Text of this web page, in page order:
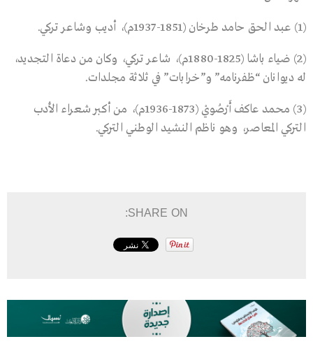
(1) عبد الحق حامد طرخان (1851-1937م)، أديب وشاعر تركي.
(2) ضياء باشا (1825-1880م)، شاعر تركي، وكان من دعاة التجديد،
له ديوانان “ظفرنامه” و”خرابات” في ثلاثة مجلدات.
(3) محمد عاكف أَرْصُويْ (1873-1936م)، من أكبر شعراء الأدب
التركي المعاصر، وهو ناظم النشيد الوطني التركي.
SHARE ON: